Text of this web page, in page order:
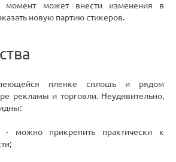
момент может внести изменения в
новую партию стикеров.
пленке сплошь и рядом
рекламы и торговли. Неудивительно,
- можно прикрепить практически к